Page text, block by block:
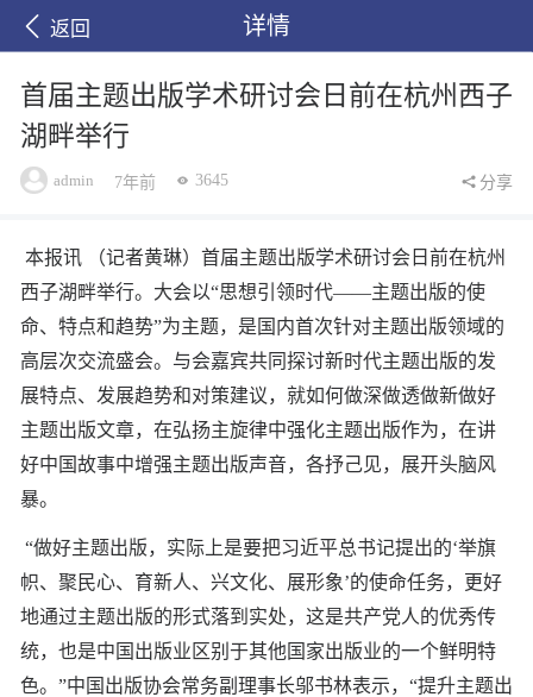
返回 详情
首届主题出版学术研讨会日前在杭州西子
湖畔举行
admin 7年前 3645 分享
本报讯 （记者黄琳）首届主题出版学术研讨会日前在杭州
西子湖畔举行。大会以“思想引领时代——主题出版的使
命、特点和趋势”为主题，是国内首次针对主题出版领域的
高层次交流盛会。与会嘉宾共同探讨新时代主题出版的发
展特点、发展趋势和对策建议，就如何做深做透做新做好
主题出版文章，在弘扬主旋律中强化主题出版作为，在讲
好中国故事中增强主题出版声音，各抒己见，展开头脑风
暴。
“做好主题出版，实际上是要把习近平总书记提出的‘举旗
帜、聚民心、育新人、兴文化、展形象’的使命任务，更好
地通过主题出版的形式落到实处，这是共产党人的优秀传
统，也是中国出版业区别于其他国家出版业的一个鲜明特
色。”中国出版协会常务副理事长邬书林表示，“提升主题出